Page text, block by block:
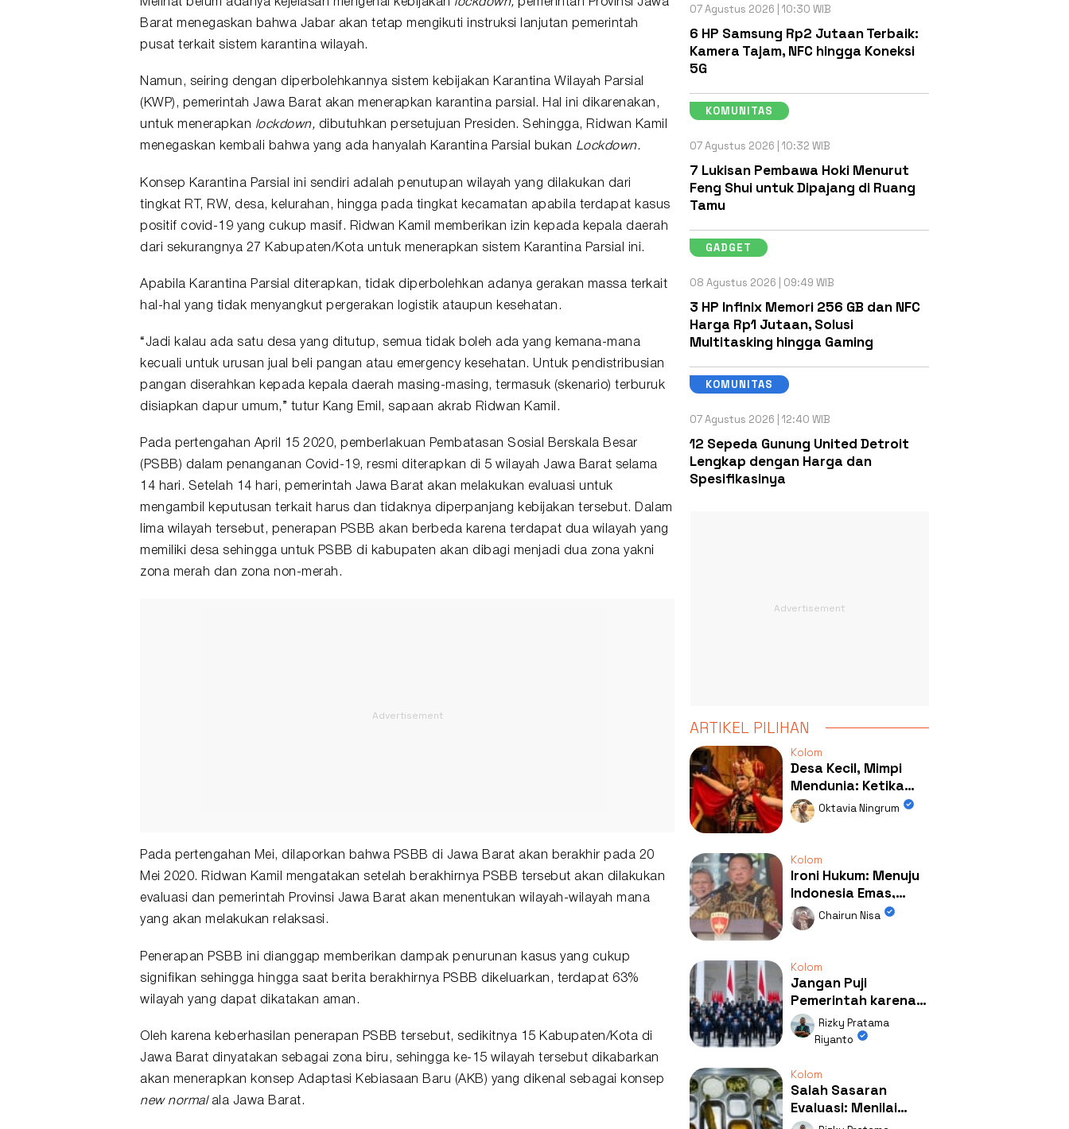
Melihat belum adanya kejelasan mengenai kebijakan lockdown, pemerintah Provinsi Jawa
Barat menegaskan bahwa Jabar akan tetap mengikuti instruksi lanjutan pemerintah
pusat terkait sistem karantina wilayah.
Namun, seiring dengan diperbolehkannya sistem kebijakan Karantina Wilayah Parsial
(KWP), pemerintah Jawa Barat akan menerapkan karantina parsial. Hal ini dikarenakan,
untuk menerapkan lockdown, dibutuhkan persetujuan Presiden. Sehingga, Ridwan Kamil
menegaskan kembali bahwa yang ada hanyalah Karantina Parsial bukan Lockdown.
Konsep Karantina Parsial ini sendiri adalah penutupan wilayah yang dilakukan dari
tingkat RT, RW, desa, kelurahan, hingga pada tingkat kecamatan apabila terdapat kasus
positif covid-19 yang cukup masif. Ridwan Kamil memberikan izin kepada kepala daerah
dari sekurangnya 27 Kabupaten/Kota untuk menerapkan sistem Karantina Parsial ini.
Apabila Karantina Parsial diterapkan, tidak diperbolehkan adanya gerakan massa terkait
hal-hal yang tidak menyangkut pergerakan logistik ataupun kesehatan.
“Jadi kalau ada satu desa yang ditutup, semua tidak boleh ada yang kemana-mana
kecuali untuk urusan jual beli pangan atau emergency kesehatan. Untuk pendistribusian
pangan diserahkan kepada kepala daerah masing-masing, termasuk (skenario) terburuk
disiapkan dapur umum,” tutur Kang Emil , sapaan akrab Ridwan Kamil.
Pada pertengahan April 15 2020, pemberlakuan Pembatasan Sosial Berskala Besar
(PSBB) dalam penanganan Covid-19, resmi diterapkan di 5 wilayah Jawa Barat selama
14 hari. Setelah 14 hari, pemerintah Jawa Barat akan melakukan evaluasi untuk
mengambil keputusan terkait harus dan tidaknya diperpanjang kebijakan tersebut. Dalam
lima wilayah tersebut, penerapan PSBB akan berbeda karena terdapat dua wilayah yang
memiliki desa sehingga untuk PSBB di kabupaten akan dibagi menjadi dua zona yakni
zona merah dan zona non-merah.
Pada pertengahan Mei, dilaporkan bahwa PSBB di Jawa Barat akan berakhir pada 20
Mei 2020. Ridwan Kamil mengatakan setelah berakhirnya PSBB tersebut akan dilakukan
evaluasi dan pemerintah Provinsi Jawa Barat akan menentukan wilayah-wilayah mana
yang akan melakukan relaksasi.
Penerapan PSBB ini dianggap memberikan dampak penurunan kasus yang cukup
signifikan sehingga hingga saat berita berakhirnya PSBB dikeluarkan, terdapat 63%
wilayah yang dapat dikatakan aman.
Oleh karena keberhasilan penerapan PSBB tersebut, sedikitnya 15 Kabupaten/Kota di
Jawa Barat dinyatakan sebagai zona biru, sehingga ke-15 wilayah tersebut dikabarkan
akan menerapkan konsep Adaptasi Kebiasaan Baru (AKB) yang dikenal sebagai konsep
new normal ala Jawa Barat.
07 Agustus 2026 | 10:30 WIB
6 HP Samsung Rp2 Jutaan Terbaik:
Kamera Tajam, NFC hingga Koneksi
5G
KOMUNITAS
07 Agustus 2026 | 10:32 WIB
7 Lukisan Pembawa Hoki Menurut
Feng Shui untuk Dipajang di Ruang
Tamu
GADGET
08 Agustus 2026 | 09:49 WIB
3 HP Infinix Memori 256 GB dan NFC
Harga Rp1 Jutaan, Solusi
Multitasking hingga Gaming
KOMUNITAS
07 Agustus 2026 | 12:40 WIB
12 Sepeda Gunung United Detroit
Lengkap dengan Harga dan
Spesifikasinya
ARTIKEL PILIHAN
Kolom
Desa Kecil, Mimpi
Mendunia: Ketika
Kolaborasi
Mengubah Wajah
Oktavia Ningrum
Kolom
Ironi Hukum: Menuju
Indonesia Emas,
Ternyata Emasnya
Ada di Rumah Febrie!
Chairun Nisa
Kolom
Jangan Puji
Pemerintah karena
Kerja: Mengapa
Publik Begitu Mudah
Rizky Pratama
Riyanto
Kolom
Salah Sasaran
Evaluasi: Menilai
Program MBG Lewat